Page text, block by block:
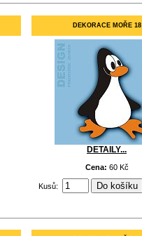
DEKORACE MOŘE 18
DETAILY...
Cena: 60 Kč
Kusů: